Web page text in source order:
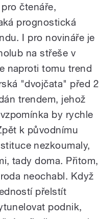
čtenáře,
prognostická
I pro novináře je
na střeše v
naproti tomu trend
"dvojčata" před 2
trendem, jehož
by rychle
k původnímu
nezkoumaly,
tady doma. Přitom,
neochabl. Když
přelstít
podnik,